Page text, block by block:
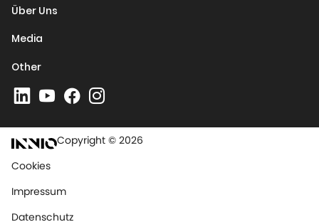
Über Uns
Media
Other
Copyright © 2026
Cookies
Impressum
Datenschutz